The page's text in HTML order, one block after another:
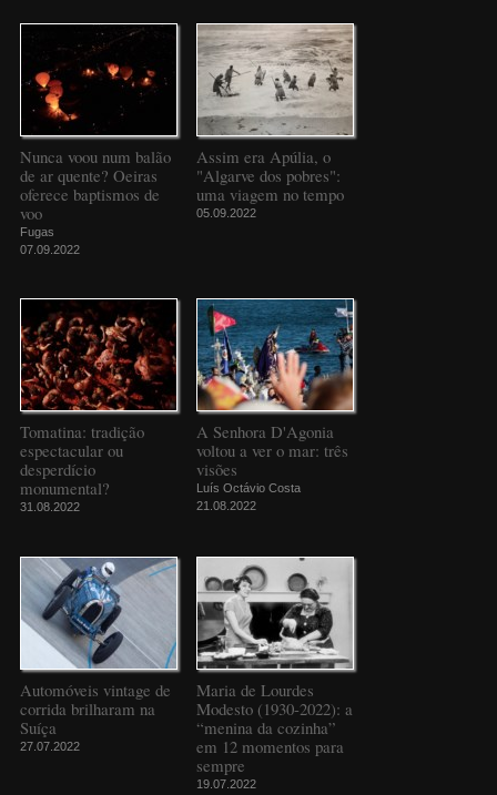
Nunca voou num balão
de ar quente? Oeiras
oferece baptismos de
voo
Fugas
07.09.2022
Assim era Apúlia, o
"Algarve dos pobres":
uma viagem no tempo
05.09.2022
Tomatina: tradição
espectacular ou
desperdício
monumental?
31.08.2022
A Senhora D'Agonia
voltou a ver o mar: três
visões
Luís Octávio Costa
21.08.2022
Automóveis vintage de
corrida brilharam na
Suíça
27.07.2022
Maria de Lourdes
Modesto (1930-2022): a
“menina da cozinha”
em 12 momentos para
sempre
19.07.2022